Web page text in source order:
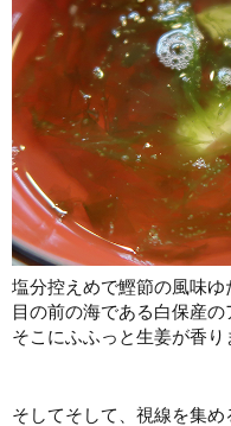
塩分控えめで鰹節の風味ゆ
目の前の海である白保産の
そこにふふっと生姜が香り
そしてそして、視線を集め